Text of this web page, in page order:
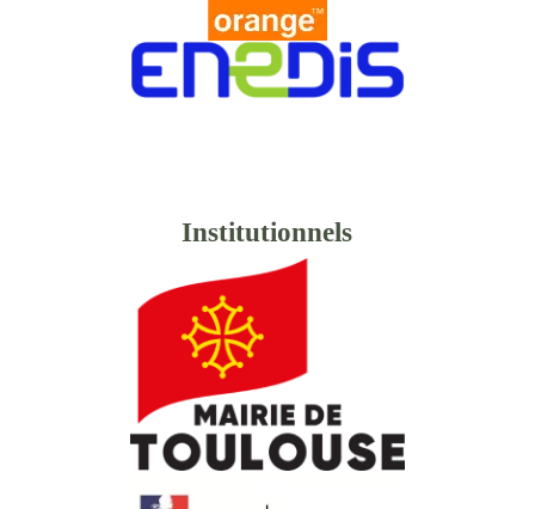
Institutionnels